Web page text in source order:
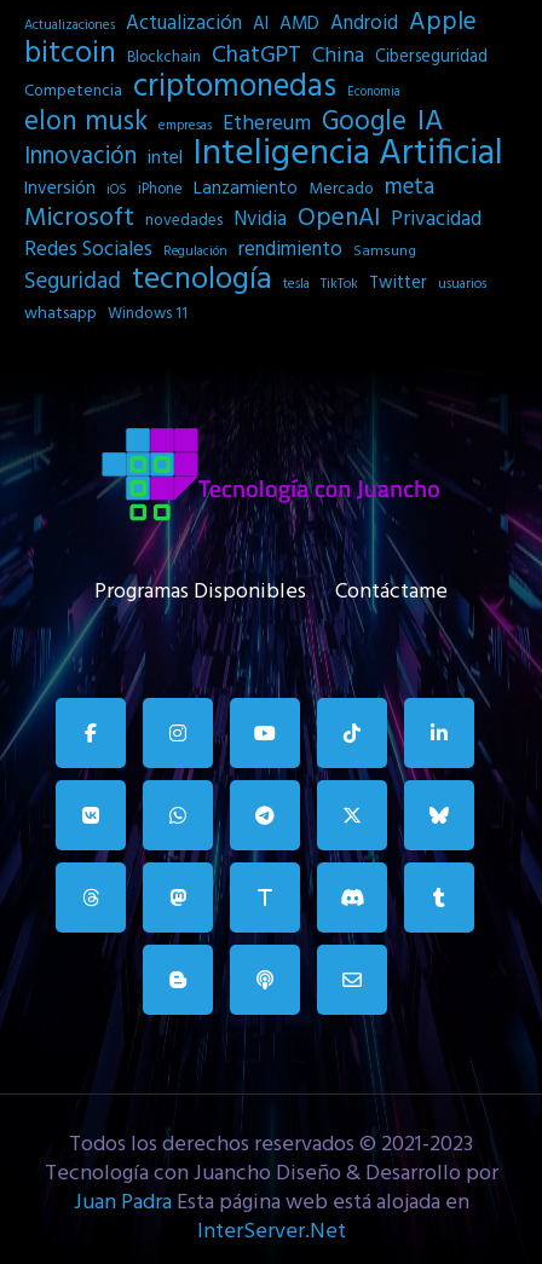
Actualizaciones Actualización AI AMD Android Apple
bitcoin Blockchain ChatGPT China Ciberseguridad
Competencia criptomonedas Economia
elon musk empresas Ethereum Google IA
Innovación intel Inteligencia Artificial
Inversión iOS iPhone Lanzamiento Mercado meta
Microsoft novedades Nvidia OpenAI Privacidad
Redes Sociales
Regulación rendimiento Samsung
Seguridad tecnología tesla TikTok Twitter usuarios
whatsapp Windows 11
Programas Disponibles Contáctame
Todos los derechos reservados © 2021-2023
Tecnología con Juancho Diseño & Desarrollo por
Juan PadraEsta página web está alojada en
InterServer.Net